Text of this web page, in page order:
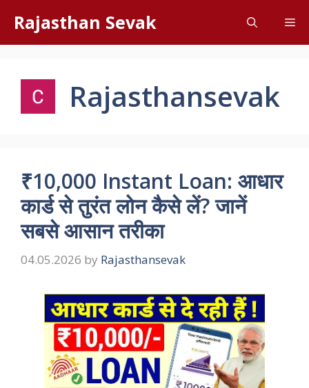
content
Rajasthan Sevak
Rajasthansevak
₹10,000 Instant Loan: आधार
कार्ड से तुरंत लोन कैसे लें? जानें
सबसे आसान तरीका
04.05.2026 by Rajasthansevak